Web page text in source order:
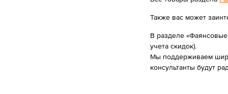
Также вас может
В разделе «Фаянсовые
учета скидок).
Мы поддерживаем
консультанты будут